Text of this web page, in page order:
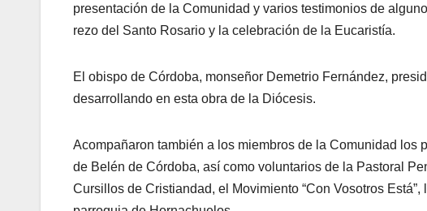
presentación de la Comunidad y varios testimonios de
rezo del Santo Rosario y la celebración de la Eucaristía.
El obispo de Córdoba, monseñor Demetrio Fernández,
desarrollando en esta obra de la Diócesis.
Acompañaron también a los miembros de la Comunidad los
de Belén de Córdoba, así como voluntarios de la Pastoral
Cursillos de Cristiandad, el Movimiento “Con Vosotros